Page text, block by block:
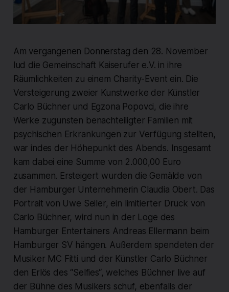
Am vergangenen Donnerstag den 28. November
lud die Gemeinschaft Kaiserufer e.V. in ihre
Räumlichkeiten zu einem Charity-Event ein. Die
Versteigerung zweier Kunstwerke der Künstler
Carlo Büchner und Egzona Popovci, die ihre
Werke zugunsten benachteiligter Familien mit
psychischen Erkrankungen zur Verfügung stellten,
war indes der Höhepunkt des Abends. Insgesamt
kam dabei eine Summe von 2.000,00 Euro
zusammen. Ersteigert wurden die Gemälde von
der Hamburger Unternehmerin Claudia Obert. Das
Portrait von Uwe Seiler, ein limitierter Druck von
Carlo Büchner, wird nun in der Loge des
Hamburger Entertainers Andreas Ellermann beim
Hamburger SV hängen. Außerdem spendeten der
Musiker MC Fitti und der Künstler Carlo Büchner
den Erlös des “Selfies“, welches Büchner live auf
der Bühne des Musikers schuf, ebenfalls der